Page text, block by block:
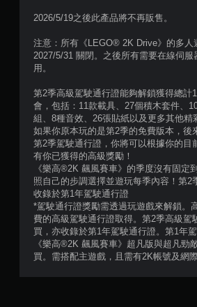
2026/5/19之後此產品將不再販售。
注意：所有《LEGO® 2K Drive》的多人
2027/5/31 關閉。之後所有需要在線伺服
用。
第2季高級駕駛通行證能夠解鎖獲得總計
會，包括：11款載具、27個積木套件、
組、8種音效、26張貼紙以及更多其他精
如果你原本玩的是第2季的免費版本，後
第2季駕駛通行證，你將可以根據你的目
有你已獲得的高級獎勵！
《樂高®2K 飆風賽車》的季度沒有固定
照自己的步調選擇並遊玩每季內容！第2
收錄於第1年駕駛通行證
*駕駛通行證獎勵需透過玩遊戲來解鎖。
費的高級駕駛通行證取得。第2季高級駕
買，亦收錄於第1年駕駛通行證。第1年
《樂高®2K 飆風賽車》超凡版與超凡勁
買。需搭配主遊戲，且需有2K帳號及網際